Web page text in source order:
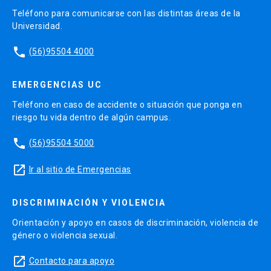
Teléfono para comunicarse con las distintas áreas de la
Universidad.
phone (56)95504 4000
EMERGENCIAS UC
Teléfono en caso de accidente o situación que ponga en
riesgo tu vida dentro de algún campus.
phone (56)95504 5000
launch Ir al sitio de Emergencias
DISCRIMINACIÓN Y VIOLENCIA
Orientación y apoyo en casos de discriminación, violencia de
género o violencia sexual.
launch Contacto para apoyo